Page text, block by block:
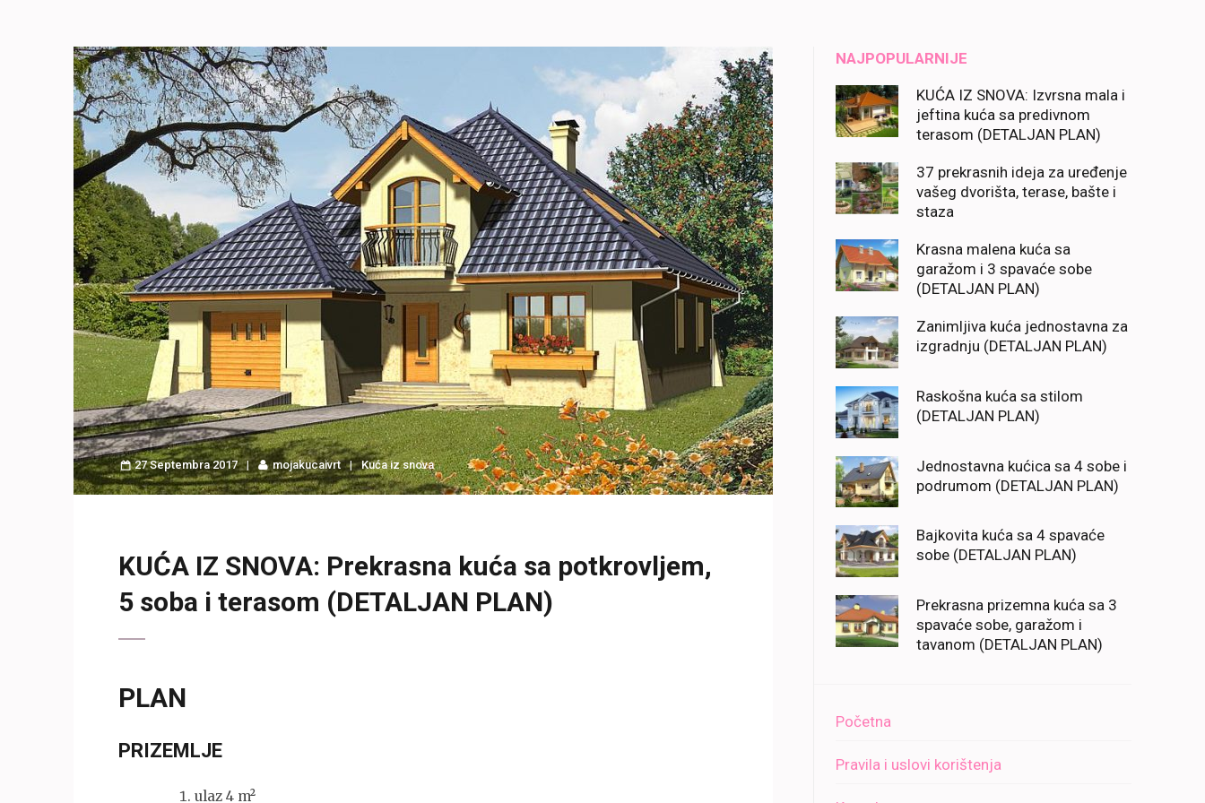
27 Septembra 2017 mojakucaivrt Kuća iz snova
KUĆA IZ SNOVA: Prekrasna kuća sa potkrovljem,
5 soba i terasom (DETALJAN PLAN)
PLAN
PRIZEMLJE
ulaz 4 m²
NAJPOPULARNIJE
KUĆA IZ SNOVA: Izvrsna mala i
jeftina kuća sa predivnom
terasom (DETALJAN PLAN)
37 prekrasnih ideja za uređenje
vašeg dvorišta, terase, bašte i
staza
Krasna malena kuća sa
garažom i 3 spavaće sobe
(DETALJAN PLAN)
Zanimljiva kuća jednostavna za
izgradnju (DETALJAN PLAN)
Raskošna kuća sa stilom
(DETALJAN PLAN)
Jednostavna kućica sa 4 sobe i
podrumom (DETALJAN PLAN)
Bajkovita kuća sa 4 spavaće
sobe (DETALJAN PLAN)
Prekrasna prizemna kuća sa 3
spavaće sobe, garažom i
tavanom (DETALJAN PLAN)
Početna
Pravila i uslovi korištenja